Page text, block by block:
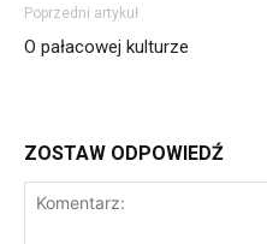
Poprzedni artykuł
O pałacowej kulturze
ZOSTAW ODPOWIEDŹ